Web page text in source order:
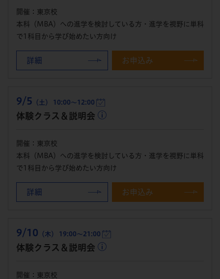
開催：東京校
本科（MBA）への進学を検討している方・進学を視野に単科
で1科目から学び始めたい方向け
詳細 お申込み
9/5 （土） 10:00～12:00
体験クラス＆説明会
開催：東京校
本科（MBA）への進学を検討している方・進学を視野に単科
で1科目から学び始めたい方向け
詳細 お申込み
9/10 （木） 19:00～21:00
体験クラス＆説明会
開催：東京校